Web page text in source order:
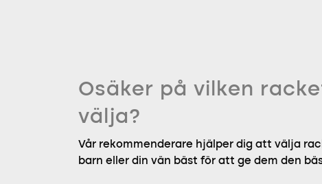
Osäker på vilken
välja?
Vår rekommenderare hjälper dig att välja
barn eller din vän bäst för att ge dem den